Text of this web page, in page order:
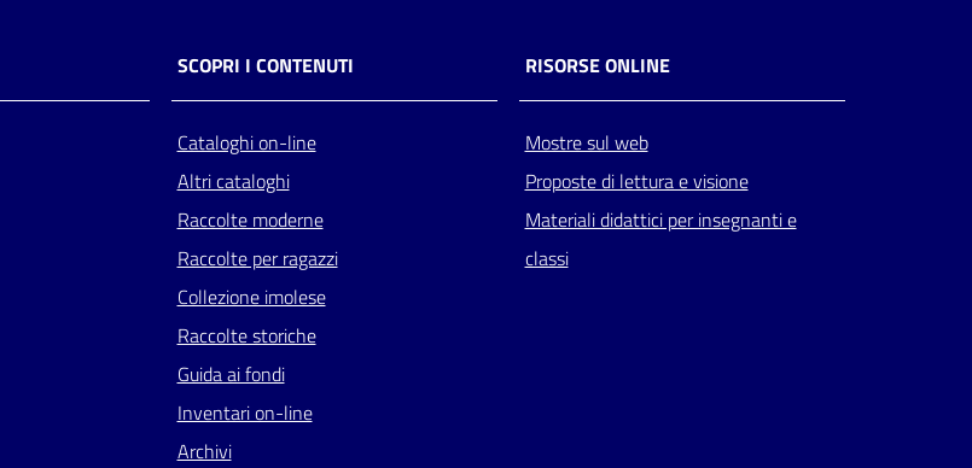
SCOPRI I CONTENUTI
Cataloghi on-line
Altri cataloghi
Raccolte moderne
Raccolte per ragazzi
Collezione imolese
Raccolte storiche
Guida ai fondi
Inventari on-line
Archivi
RISORSE ONLINE
Mostre sul web
Proposte di lettura e visione
Materiali didattici per insegnanti e
classi